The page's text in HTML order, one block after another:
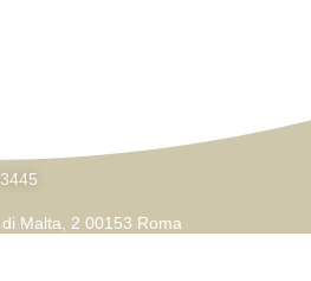
Malta, 2 00153 Roma